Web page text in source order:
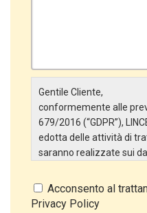
Gentile Cliente,
conformemente alle
679/2016 (“GDPR”),
edotta delle attività di
saranno realizzate sui
particolare:
Titolare del Trattamento
Acconsento al
Privacy Policy